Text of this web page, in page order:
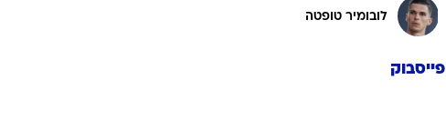
לובומיר טופטה
פייסבוק